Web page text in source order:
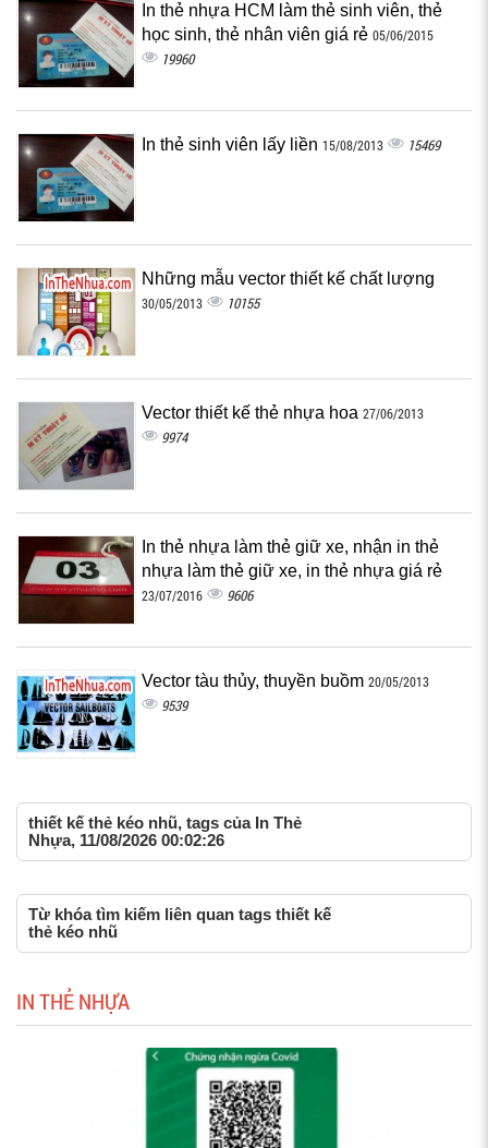
In thẻ nhựa HCM làm thẻ sinh viên, thẻ
học sinh, thẻ nhân viên giá rẻ 05/06/2015
19960
In thẻ sinh viên lấy liền 15/08/2013 15469
Những mẫu vector thiết kế chất lượng
30/05/2013 10155
Vector thiết kế thẻ nhựa hoa 27/06/2013
9974
In thẻ nhựa làm thẻ giữ xe, nhận in thẻ
nhựa làm thẻ giữ xe, in thẻ nhựa giá rẻ
23/07/2016 9606
Vector tàu thủy, thuyền buồm 20/05/2013
9539
thiết kế thẻ kéo nhũ, tags của In Thẻ
Nhựa, 11/08/2026 00:02:26
Từ khóa tìm kiếm liên quan tags thiết kế
thẻ kéo nhũ
IN THẺ NHỰA